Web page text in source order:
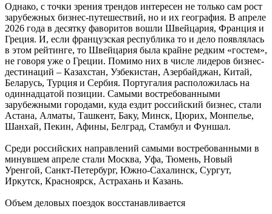
Однако, с точки зрения трендов интересен не только сам рост
зарубежных бизнес-путешествий, но и их география. В апреле
2026 года в десятку фаворитов вошли Швейцария, Франция и
Греция. И, если французская республика то и дело появлялась
в этом рейтинге, то Швейцария была крайне редким «гостем»,
не говоря уже о Греции. Помимо них в числе лидеров бизнес-
дестинаций – Казахстан, Узбекистан, Азербайджан, Китай,
Беларусь, Турция и Сербия. Португалия расположилась на
одиннадцатой позиции. Самыми востребованными
зарубежными городами, куда ездит российский бизнес, стали
Астана, Алматы, Ташкент, Баку, Минск, Цюрих, Монпелье,
Шанхай, Пекин, Афины, Белград, Стамбул и Фуншал.
Среди российских направлений самыми востребованными в
минувшем апреле стали Москва, Уфа, Тюмень, Новый
Уренгой, Санкт-Петербург, Южно-Сахалинск, Сургут,
Иркутск, Красноярск, Астрахань и Казань.
Объем деловых поездок восстанавливается